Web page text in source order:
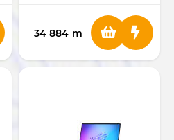
34 884 m